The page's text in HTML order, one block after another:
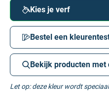
Kies je verf
Bestel een
Bekijk producten met
Let op: deze kleur wordt